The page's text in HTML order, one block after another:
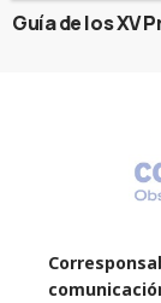
Guía de los XV